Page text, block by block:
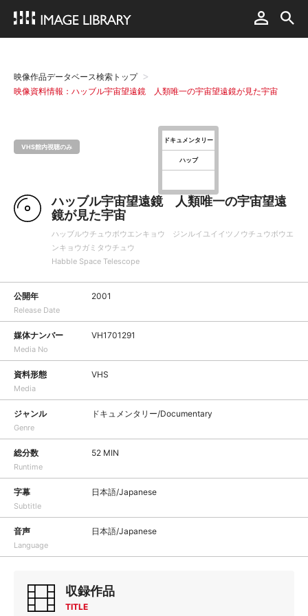
映像作品データベース検索トップ
映像資料情報：ハッブル宇宙望遠鏡 人類唯一の宇宙望遠鏡が見た宇宙
VHS館内視聴のみ
ドキュメンタリー
ハッブ
ハッブル宇宙望遠鏡 人類唯一の宇宙望遠
鏡が見た宇宙
ハッブルウチュウボウエンキョウ ジンルイユイイツノウチュウボウエ
ンキョウガミタウチュウ
Habble Space Telescope
公開年
Release Date
2001
媒体ナンバー
Media No
VH1701291
資料形態
Media
VHS
ジャンル
Genre
ドキュメンタリー/Documentary
総分数
Runtime
52 MIN
字幕
Subtitle
日本語/Japanese
音声
Language
日本語/Japanese
収録作品
TITLE